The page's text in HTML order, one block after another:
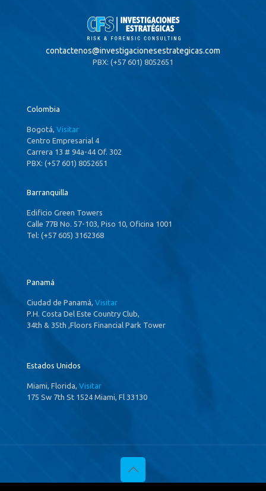
contactenos@investigacionesestrategicas.com
PBX: (+57 601) 8052651
Colombia
Bogotá, Visitar
Centro Empresarial 4
Carrera 13 # 94a-44 Of. 302
PBX: (+57 601) 8052651
Barranquilla
Edificio Green Towers
Calle 77B No. 57-103, Piso 10, Oficina 1001
Tel: (+57 605) 3162368
Panamá
Ciudad de Panamá, Visitar
P.H. Costa Del Este Country Club,
34th & 35th ,Floors Financial Park Tower
Estados Unidos
Miami, Florida, Visitar
175 Sw 7th St 1524 Miami, Fl 33130